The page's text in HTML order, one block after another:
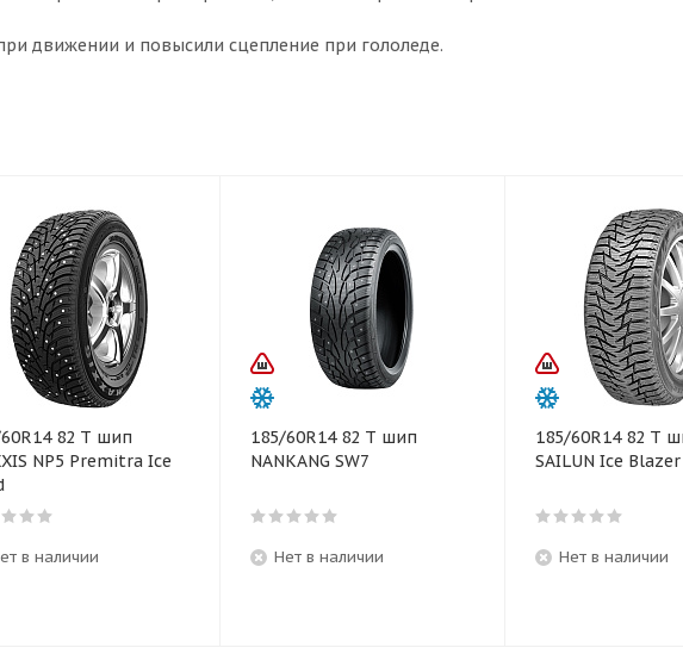
движении и повысили сцепление при гололеде.
82 T шип
NP5 Premitra Ice
в наличии
185/60R14 82 T шип
NANKANG SW7
Нет в наличии
185/60R14 82 T
SAILUN Ice Blazer
Нет в наличии